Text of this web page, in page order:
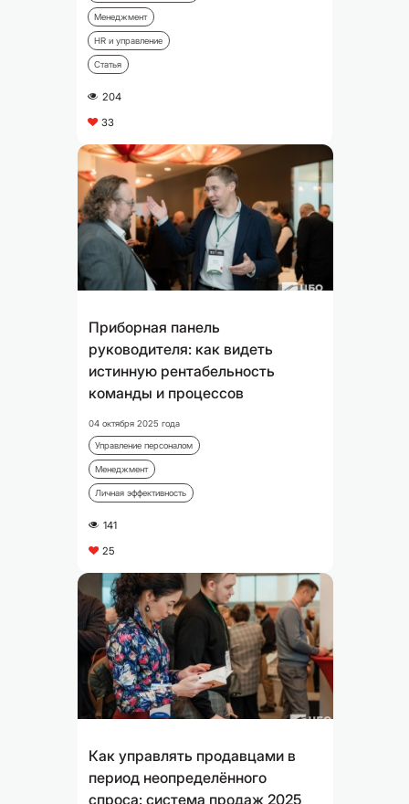
Менеджмент
HR и управление
Статья
A 204
C 33
Приборная панель
руководителя: как видеть
истинную рентабельность
команды и процессов
04 октября 2025 года
Управление персоналом
Менеджмент
Личная эффективность
A 141
C 25
Как управлять продавцами в
период неопределённого
спроса: система продаж 2025